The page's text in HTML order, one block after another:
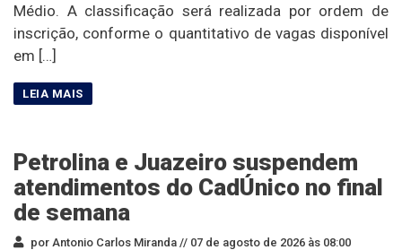
Médio. A classificação será realizada por ordem de
inscrição, conforme o quantitativo de vagas disponível
em […]
Petrolina e Juazeiro suspendem
atendimentos do CadÚnico no final
de semana
por Antonio Carlos Miranda // 07 de agosto de 2026 às 08:00